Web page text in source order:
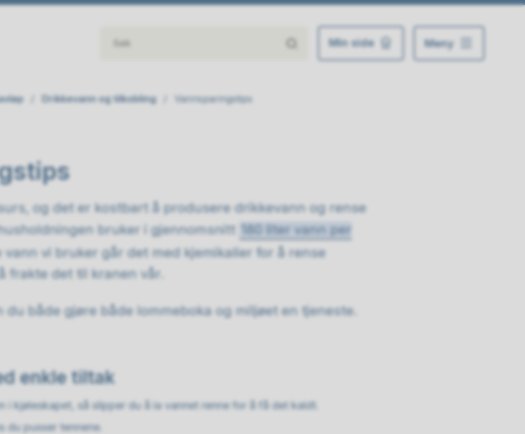
Min side Meny
Drikkevann og tilkobling Vannsparingstips
og det er kostbart å produsere drikkevann og rense
bruker i gjennomsnitt
180 liter vann per
vann vi bruker går det med kjemikalier for å rense
frakte det til kranen vår.
du både gjøre både lommeboka og miljøet en tjeneste.
enkle tiltak
i kjøleskapet, så slipper du å la vannet renne for å få det kaldt.
du pusser tennene.